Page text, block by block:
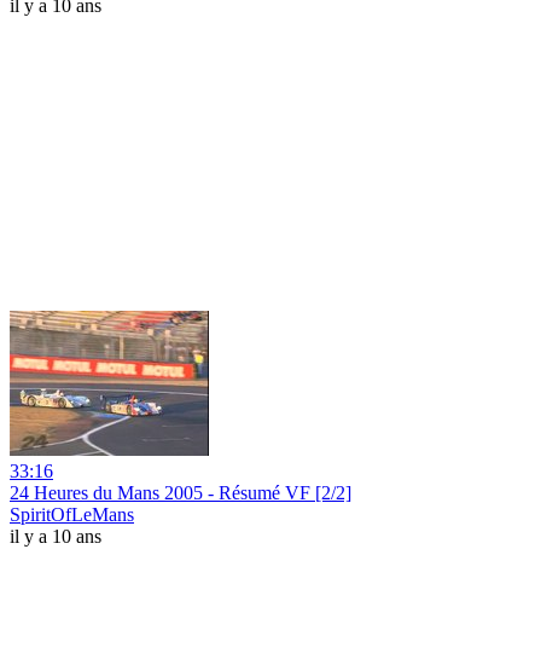
il y a 10 ans
33:16
24 Heures du Mans 2005 - Résumé VF [2/2]
SpiritOfLeMans
il y a 10 ans